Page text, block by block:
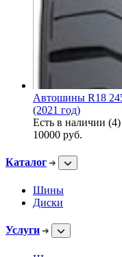
Автошины R18
(2021 год)
Есть в наличии (4)
10000 руб.
Каталог
Шины
Диски
Услуги